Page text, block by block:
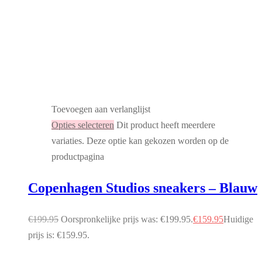
Toevoegen aan verlanglijst
Opties selecteren Dit product heeft meerdere
variaties. Deze optie kan gekozen worden op de
productpagina
Copenhagen Studios sneakers – Blauw
€199.95 Oorspronkelijke prijs was: €199.95.€159.95Huidige
prijs is: €159.95.